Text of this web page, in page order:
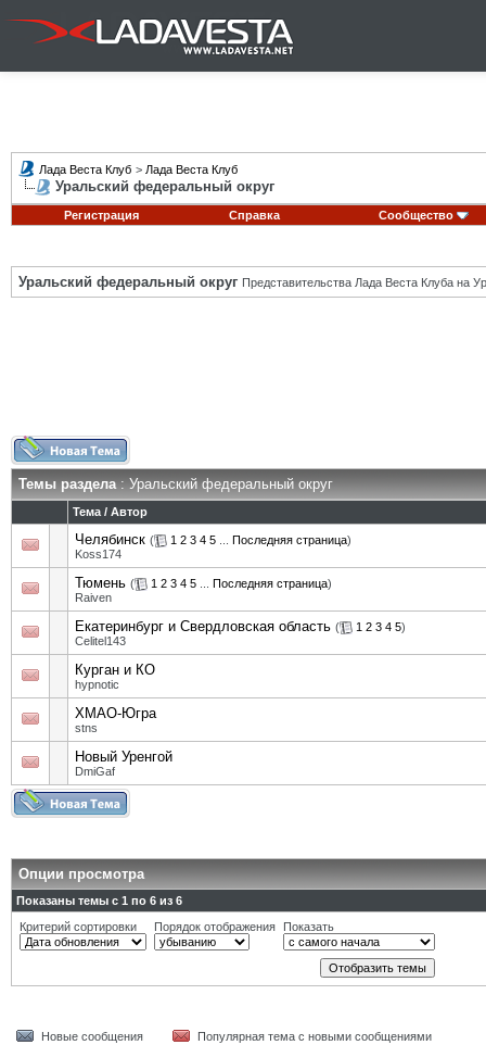
Лада Веста Клуб > Лада Веста Клуб
Уральский федеральный округ
Регистрация Справка Сообщество
Уральский федеральный округ Представительства Лада Веста Клуба на
Темы раздела: Уральский федеральный округ
Тема / Автор
Челябинск ( 1 2 3 4 5 Последняя страница)
Koss174
Тюмень ( 1 2 3 4 5 Последняя страница)
Raiven
Екатеринбург и Свердловская область ( 1 2 3 4 5)
Celitel143
Курган и КО
hypnotic
ХМАО-Югра
stns
Новый Уренгой
DmiGaf
Опции просмотра
Показаны темы с 1 по 6 из 6
Критерий сортировки
Порядок отображения Показать
Новые сообщения
Популярная тема с новыми сообщениями